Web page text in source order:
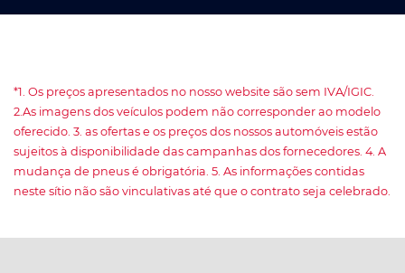
*1. Os preços apresentados no nosso website são sem IVA/IGIC.
2.As imagens dos veículos podem não corresponder ao modelo
oferecido. 3. as ofertas e os preços dos nossos automóveis estão
sujeitos à disponibilidade das campanhas dos fornecedores. 4. A
mudança de pneus é obrigatória. 5. As informações contidas
neste sítio não são vinculativas até que o contrato seja celebrado.